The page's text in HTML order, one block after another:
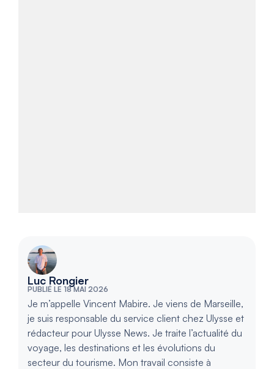
Luc Rongier
PUBLIÉ LE 18 MAI 2026
Je m’appelle Vincent Mabire. Je viens de Marseille,
je suis responsable du service client chez Ulysse et
rédacteur pour Ulysse News. Je traite l’actualité du
voyage, les destinations et les évolutions du
secteur du tourisme. Mon travail consiste à